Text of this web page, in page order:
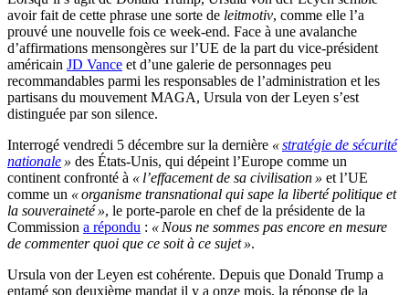
avoir fait de cette phrase une sorte de leitmotiv, comme elle l’a
prouvé une nouvelle fois ce week-end. Face à une avalanche
d’affirmations mensongères sur l’UE de la part du vice-président
américain JD Vance et d’une galerie de personnages peu
recommandables parmi les responsables de l’administration et les
partisans du mouvement MAGA, Ursula von der Leyen s’est
distinguée par son silence.
Interrogé vendredi 5 décembre sur la dernière «stratégie de sécurité
nationale » des États-Unis, qui dépeint l’Europe comme un
continent confronté à « l’effacement de sa civilisation » et l’UE
comme un « organisme transnational qui sape la liberté politique et
la souveraineté », le porte-parole en chef de la présidente de la
Commission a répondu : « Nous ne sommes pas encore en mesure
de commenter quoi que ce soit à ce sujet ».
Ursula von der Leyen est cohérente. Depuis que Donald Trump a
entamé son deuxième mandat il y a onze mois, la réponse de la